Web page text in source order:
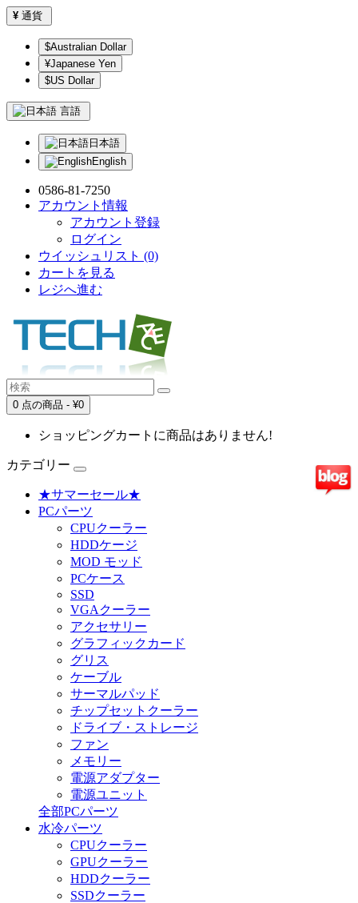
¥ 通貨
$Australian Dollar
¥Japanese Yen
$US Dollar
言語
日本語
English
0586-81-7250
アカウント情報
アカウント登録
ログイン
ウイッシュリスト (0)
カートを見る
レジへ進む
0 点の商品 - ¥0
ショッピングカートに商品はありません!
カテゴリー
★サマーセール★
PCパーツ
CPUクーラー
HDDケージ
MOD モッド
PCケース
SSD
VGAクーラー
アクセサリー
グラフィックカード
グリス
ケーブル
サーマルパッド
チップセットクーラー
ドライブ・ストレージ
ファン
メモリー
電源アダプター
電源ユニット
全部PCパーツ
水冷パーツ
CPUクーラー
GPUクーラー
HDDクーラー
SSDクーラー